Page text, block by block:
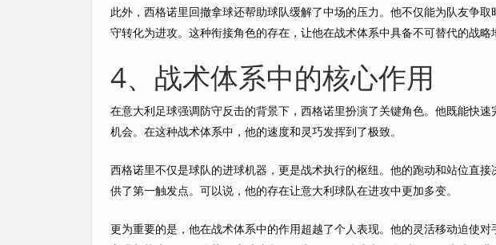
此外，西格诺里回撤拿球还帮助球队缓解了中场的压力。他不仅能为队友争
守转化为进攻。这种衔接角色的存在，让他在战术体系中具备不可替代的战略
4、战术体系中的核心作用
在意大利足球强调防守反击的背景下，西格诺里扮演了关键角色。他既能快
机会。在这种战术体系中，他的速度和灵巧发挥到了极致。
西格诺里不仅是球队的进球机器，更是战术执行的枢纽。他的跑动和站位直
供了第一触发点。可以说，他的存在让意大利球队在进攻中更加多变。
更为重要的是，他在战术体系中的作用超越了个人表现。他的灵活移动迫使